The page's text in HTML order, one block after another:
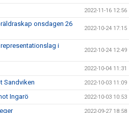
2022-11-16 12:56
onsdagen 26
2022-10-24 17:15
i
2022-10-24 12:49
2022-10-04 11:31
Sandviken 2022-10-03 11:09
Ingarö 2022-10-03 10:53
2022-09-27 18:58